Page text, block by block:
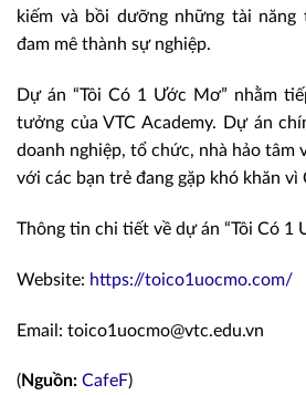
kiếm và bồi dưỡng những tài năng
đam mê thành sự nghiệp.
Dự án “Tôi Có 1 Ước Mơ” nhằm
tưởng của VTC Academy. Dự án
doanh nghiệp, tổ chức, nhà hảo tâm
với các bạn trẻ đang gặp khó khăn vì
Thông tin chi tiết về dự án “Tôi Có 1
Website: https://toico1uocmo.com/
Email: toico1uocmo@vtc.edu.vn
(Nguồn: CafeF)